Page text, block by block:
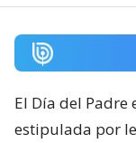
El Día del Padre
estipulada por